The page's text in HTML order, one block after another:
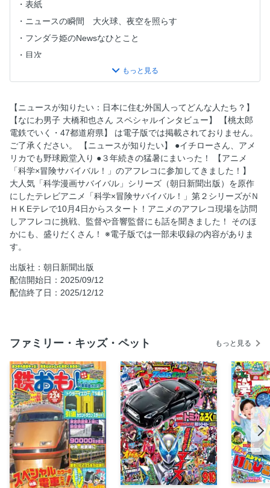
表紙
ニュースの瞬間 大火球、夜空を照らす
フンダラ姫のNewsなひとこと
目次
３年続きの猛暑にまいった！
学び×遊び クイズに挑戦 クイズノックキャッスル
特集 戦後80年 戦争と子どもたち
マンガ コリゴリ博士の暴投ステーション
夕日新聞 日本全国B級ニュース
パックンのすぐに使えるオモシロ英語
小島よしおのボクといっしょに考えよう
子ども地球ナビ スイスの女の子
アニメ「科学×冒険サバイバル！」のアフレコに参加してき
読者のページ ジュニステ 2コマまんがdeあ・そ・ぼ／ジュ
ニアエラ大喜利
歴史人物SNS 小泉八雲
中学受験通信 2025年度中学入試の傾向と対策④
コリゴリ博士と読む7月、8月のニュース
インフォメーション
【ニュースが知りたい：日本に住む外国人ってどんな人たち？】
【なにわ男子 大橋和也さん スペシャルインタビュー】 【桃太郎
電鉄でいく・47都道府県】 は電子版では掲載されておりません。
ご了承ください。 【ニュースが知りたい】 ●イチローさん、アメ
リカでも野球殿堂入り ●３年続きの猛暑にまいった！ 【アニメ
「科学×冒険サバイバル！」のアフレコに参加してきました！】
大人気「科学漫画サバイバル」シリーズ（朝日新聞出版）を原作
にしたテレビアニメ「科学×冒険サバイバル！」第２シリーズがＮ
ＨＫEテレで10月4日からスタート！アニメのアフレコ現場を訪問
しアフレコに挑戦、監督や音響監督にも話を聞きました！ そのほ
かにも、盛りだくさん！ ※電子版では一部未収録の内容がありま
す。
出版社：朝日新聞出版
配信開始日：2025/09/12
配信終了日：2025/12/12
ファミリー・キッズ・ペット もっと見る